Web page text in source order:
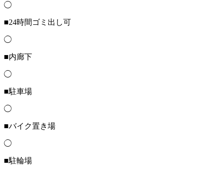
◯
■24時間ゴミ出し可
◯
■内廊下
◯
■駐車場
◯
■バイク置き場
◯
■駐輪場